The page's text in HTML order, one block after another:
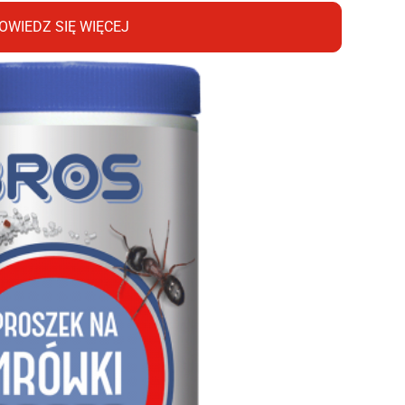
SIĘ WIĘCEJ